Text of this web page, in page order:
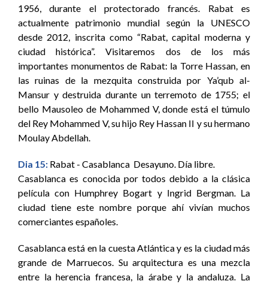
1956, durante el protectorado francés. Rabat es
actualmente patrimonio mundial según la UNESCO
desde 2012, inscrita como “Rabat, capital moderna y
ciudad histórica”. Visitaremos dos de los más
importantes monumentos de Rabat: la Torre Hassan, en
las ruinas de la mezquita construida por Ya’qub al-
Mansur y destruida durante un terremoto de 1755; el
bello Mausoleo de Mohammed V, donde está el túmulo
del Rey Mohammed V, su hijo Rey Hassan II y su hermano
Moulay Abdellah.
Dia 15: Rabat - Casablanca Desayuno. Día libre.
Casablanca es conocida por todos debido a la clásica
película con Humphrey Bogart y Ingrid Bergman. La
ciudad tiene este nombre porque ahí vivían muchos
comerciantes españoles.
Casablanca está en la cuesta Atlántica y es la ciudad más
grande de Marruecos. Su arquitectura es una mezcla
entre la herencia francesa, la árabe y la andaluza. La